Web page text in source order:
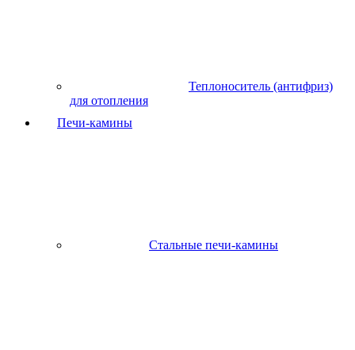
Теплоноситель (антифриз)
для отопления
Печи-камины
Стальные печи-камины